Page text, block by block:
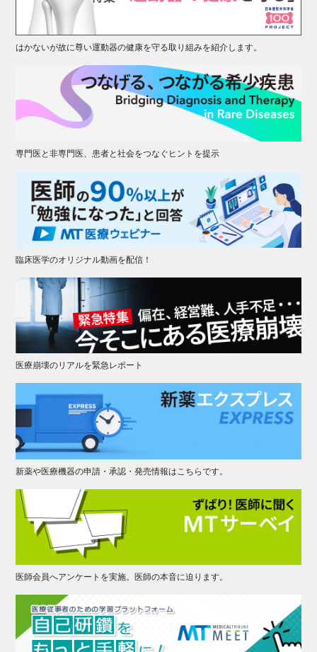
はかないが故に尊い運動器の健康を守る取り組みを紹介します。
専門医と非専門医、患者と社会をつなぐヒントを提示
臨床医学のオリジナル動画を配信！
医療崩壊のリアルを緊急レポート
新薬や医療機器の申請・承認・発売情報はこちらです。
医師会員へアンケートを実施。医師の本音に迫ります。